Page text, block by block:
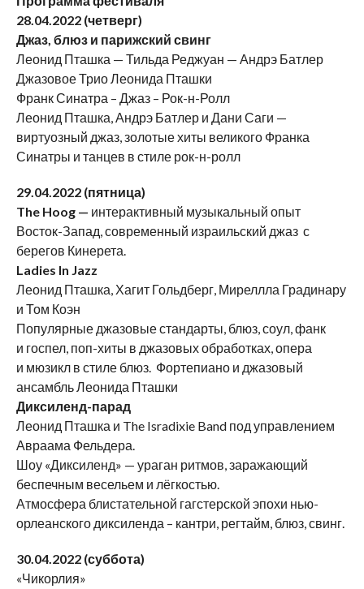
28.04.2022 (четверг)
Джаз, блюз и парижский свинг
Леонид Пташка — Тильда Реджуан — Андрэ Батлер
Джазовое Трио Леонида Пташки
Франк Синатра – Джаз – Рок-н-Ролл
Леонид Пташка, Андрэ Батлер и Дани Саги —
виртуозный джаз, золотые хиты великого Франка
Синатры и танцев в стиле рок-н-ролл
29.04.2022 (пятница)
The Hoog— интерактивный музыкальный опыт
Восток-Запад, современный израильский джаз с
берегов Кинерета.
Ladies In Jazz
Леонид Пташка, Хагит Гольдберг, Миреллла Градинару
и Том Коэн
Популярные джазовые стандарты, блюз, соул, фанк
и госпел, поп-хиты в джазовых обработках, опера
и мюзикл в стиле блюз. Фортепиано и джазовый
ансамбль Леонида Пташки
Диксиленд-парад
Леонид Пташка и The Isradixie Band под управлением
Авраама Фельдера.
Шоу «Диксиленд» — ураган ритмов, заражающий
беспечным весельем и лёгкостью.
Атмосфера блистательной гагстерской эпохи нью-
орлеанского диксиленда – кантри, регтайм, блюз, свинг.
30.04.2022 (суббота)
«Чикорлия»